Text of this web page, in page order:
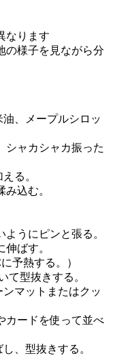
なります
の様子を見ながら分
、メープルシロッ
シャカシャカ振った
る。
込む。
うにピンと張る。
ばす。
予熱する。）
て型抜きする。
マットまたはクッ
カードを使って並べ
、型抜きする。